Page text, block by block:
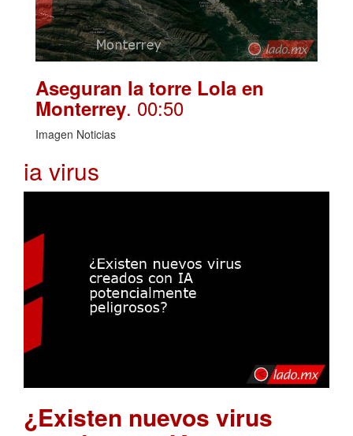
Aseguran la torre Lola en
Monterrey. 00:50
Imagen Noticias
ia virus
¿Existen nuevos virus